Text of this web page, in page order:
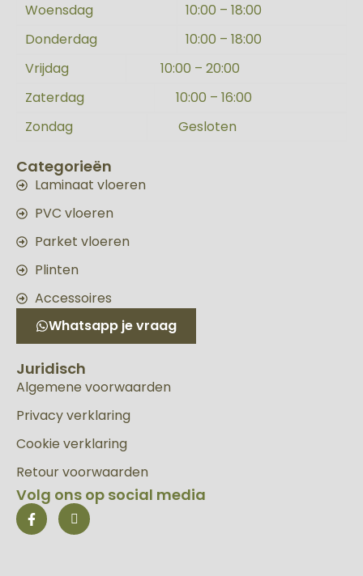
Woensdag
10:00 – 18:00
Donderdag
10:00 – 18:00
Vrijdag
10:00 – 20:00
Zaterdag
10:00 – 16:00
Zondag
Gesloten
Categorieën
Laminaat vloeren
PVC vloeren
Parket vloeren
Plinten
Accessoires
Whatsapp je vraag
Juridisch
Algemene voorwaarden
Privacy verklaring
Cookie verklaring
Retour voorwaarden
Volg ons op social media